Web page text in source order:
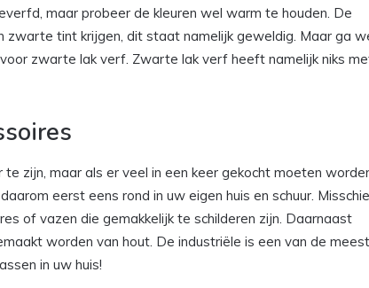
maar probeer de kleuren wel warm te houden. De
zwarte tint krijgen, dit staat namelijk geweldig. Maar ga
zwarte lak verf. Zwarte lak verf heeft namelijk niks
zijn, maar als er veel in een keer gekocht moeten
eerst eens rond in uw eigen huis en schuur.
of vazen die gemakkelijk te schilderen zijn. Daarnaast
worden van hout. De industriële is een van de meest
in uw huis!